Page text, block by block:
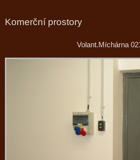
Komerční prostory
Volant.Míchárna